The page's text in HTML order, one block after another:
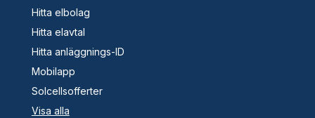
Hitta elbolag
Hitta elavtal
Hitta anläggnings-ID
Mobilapp
Solcellsofferter
Visa alla